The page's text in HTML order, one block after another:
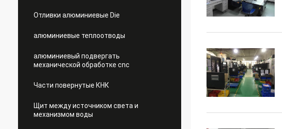
Отливки алюминиевые Die
алюминиевые теплоотводы
алюминиевый подвергать
механической обработке cnc
Части повернутые КНК
Щит между источником света и
механизмом воды